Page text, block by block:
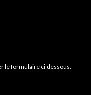
le formulaire ci-dessous.